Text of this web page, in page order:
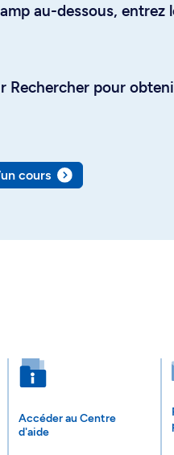
au-dessous, entrez
Rechercher pour
cours
Accéder au Centre
d'aide